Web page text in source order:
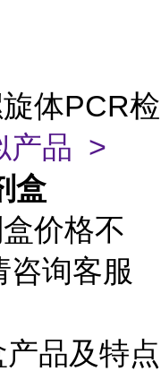
体PCR检
产品 >
盒
价格不
咨询客服
品及特点